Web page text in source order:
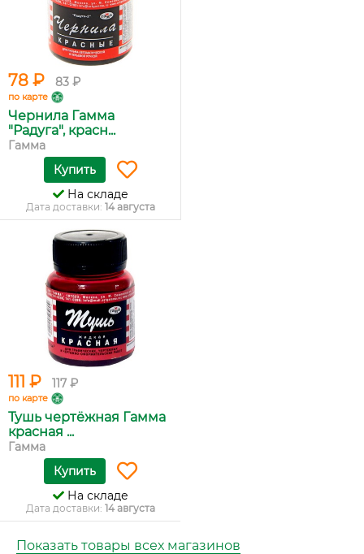
78 ₽ 83 ₽
по карте
Чернила Гамма
"Радуга", красн...
Гамма
Купить
На складе
Дата доставки: 14 августа
111 ₽ 117 ₽
по карте
Тушь чертёжная Гамма
красная ...
Гамма
Купить
На складе
Дата доставки: 14 августа
Показать товары всех магазинов